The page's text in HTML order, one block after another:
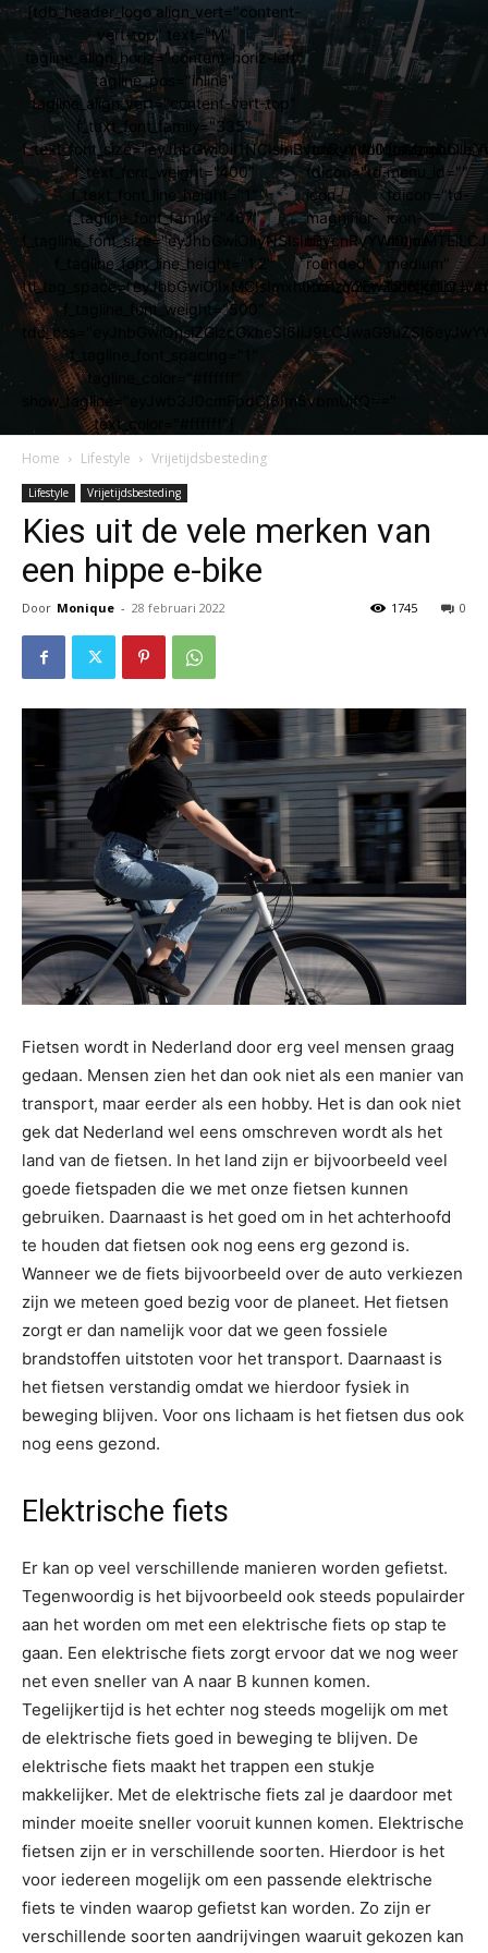
[tdb_header_logo align_vert="content-
vert-top" text="M"
tagline_align_horiz="content-horiz-left"
tagline_pos="inline"
tagline_align_vert="content-vert-top"
f_text_font_family="335"
f_text_font_weight="400"
f_text_font_line_height="1"
f_tagline_font_family="467"
f_tagline_font_line_height="1.2"
f_tagline_font_weight="500"
f_tagline_font_spacing="1"
tagline_color="#ffffff"
show_tagline="eyJwb3J0cmFpdCI6Im5vbmUifQ=="
text_color="#ffffff"]
[tdb_mobile_search
tdicon="td-
icon-
magnifier-
big-
rounded"
icon_color="#ffffff"]
menu_id=""
tdicon="td-
icon-
menu-
medium"
Home Lifestyle Vrijetijdsbesteding
Lifestyle Vrijetijdsbesteding
Kies uit de vele merken van
een hippe e-bike
Door Monique - 28 februari 2022 0
1745
Fietsen wordt in Nederland door erg veel mensen graag
gedaan. Mensen zien het dan ook niet als een manier van
transport, maar eerder als een hobby. Het is dan ook niet
gek dat Nederland wel eens omschreven wordt als het
land van de fietsen. In het land zijn er bijvoorbeeld veel
goede fietspaden die we met onze fietsen kunnen
gebruiken. Daarnaast is het goed om in het achterhoofd
te houden dat fietsen ook nog eens erg gezond is.
Wanneer we de fiets bijvoorbeeld over de auto verkiezen
zijn we meteen goed bezig voor de planeet. Het fietsen
zorgt er dan namelijk voor dat we geen fossiele
brandstoffen uitstoten voor het transport. Daarnaast is
het fietsen verstandig omdat we hierdoor fysiek in
beweging blijven. Voor ons lichaam is het fietsen dus ook
nog eens gezond.
Elektrische fiets
Er kan op veel verschillende manieren worden gefietst.
Tegenwoordig is het bijvoorbeeld ook steeds populairder
aan het worden om met een elektrische fiets op stap te
gaan. Een elektrische fiets zorgt ervoor dat we nog weer
net even sneller van A naar B kunnen komen.
Tegelijkertijd is het echter nog steeds mogelijk om met
de elektrische fiets goed in beweging te blijven. De
elektrische fiets maakt het trappen een stukje
makkelijker. Met de elektrische fiets zal je daardoor met
minder moeite sneller vooruit kunnen komen. Elektrische
fietsen zijn er in verschillende soorten. Hierdoor is het
voor iedereen mogelijk om een passende elektrische
fiets te vinden waarop gefietst kan worden. Zo zijn er
verschillende soorten aandrijvingen waaruit gekozen kan